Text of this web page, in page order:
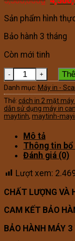
gốc
là:
Sản phẩm hình
Bảo hành 3 tháng
Còn mới tinh
MÁY IN LASER
Danh mục: Máy in -
Thẻ: cách in 2 mặt
dẫn sử dụng máy in
maytinh, maytinh-
Mô tả
Thông tin bổ
Đánh giá (0)
Lượt xem:
CHẤT LƯỢNG VÀ
CAM KẾT BẢO
BẢO HÀNH MÁY 3